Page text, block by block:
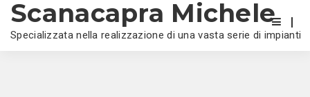
Scanacapra Michele
Specializzata nella realizzazione di una vasta serie di impianti